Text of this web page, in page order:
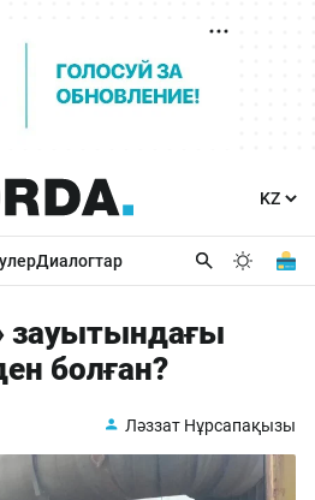
Диалогтар
болған?
Ләззат Нұрсапақызы